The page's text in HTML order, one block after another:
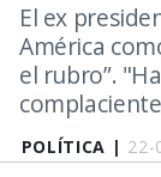
POLÍTICA | 22-
El ex
América
el rubro”.